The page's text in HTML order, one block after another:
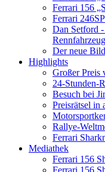
Ferrari 156
Ferrari 246SP
Dan Setford
Der neue
Highlights
Großer Preis
24-Stunden-
Besuch bei
Preisrätsel in
Rallye-
Ferrari
Mediathek
Ferrari 156
Ferrari 156